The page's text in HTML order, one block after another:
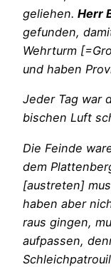
geliehen. Herr
gefunden,
Wehrturm
und haben
Jeder Tag war
bischen Luft
Die Feinde
dem
[austreten]
haben aber
raus gingen,
aufpassen,